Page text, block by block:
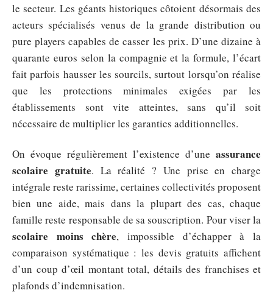
le secteur. Les géants historiques côtoient désormais des
acteurs spécialisés venus de la grande distribution ou
pure players capables de casser les prix. D’une dizaine à
quarante euros selon la compagnie et la formule, l’écart
fait parfois hausser les sourcils, surtout lorsqu’on réalise
que les protections minimales exigées par les
établissements sont vite atteintes, sans qu’il soit
nécessaire de multiplier les garanties additionnelles.
On évoque régulièrement l’existence d’une assurance
scolaire gratuite. La réalité ? Une prise en charge
intégrale reste rarissime, certaines collectivités proposent
bien une aide, mais dans la plupart des cas, chaque
famille reste responsable de sa souscription. Pour viser la
scolaire moins chère, impossible d’échapper à la
comparaison systématique : les devis gratuits affichent
d’un coup d’œil montant total, détails des franchises et
plafonds d’indemnisation.